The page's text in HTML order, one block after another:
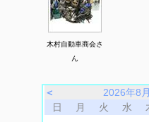
木村自動車商会さ
ん
＜
2026年8月
日
月 火 水